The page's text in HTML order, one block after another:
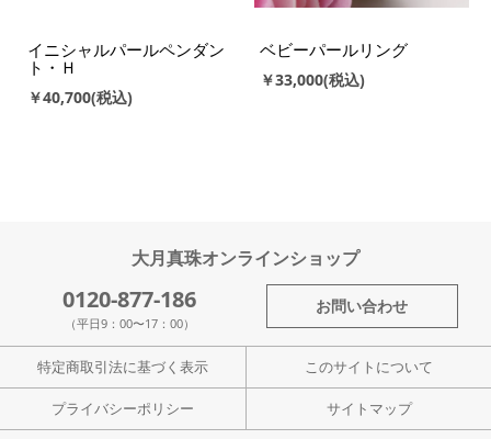
イニシャルパールペンダン
ト・Ｈ
￥40,700
ベビーパールリング
￥33,000
大月真珠オンラインショップ
0120-877-186
（平日9：00〜17：00）
お問い合わせ
特定商取引法に基づく表示 このサイトについて
プライバシーポリシー サイトマップ